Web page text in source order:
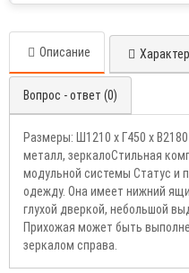
Описание
Вопрос - ответ (0)
Размеры: Ш1210 х Г450 х
металл, зеркалоСтильная
модульной системы Статус и
одежду. Она имеет нижний
глухой дверкой, небольшой
Прихожая может быть
зеркалом справа.